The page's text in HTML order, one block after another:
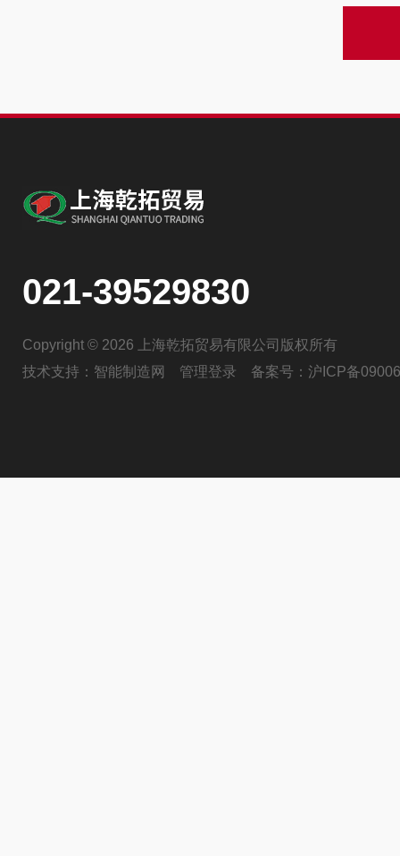
021-39529830
Copyright © 2026 上海乾拓贸易有限公司版权所有
技术支持： 智能制造网 管理登录 备案号： 沪ICP备